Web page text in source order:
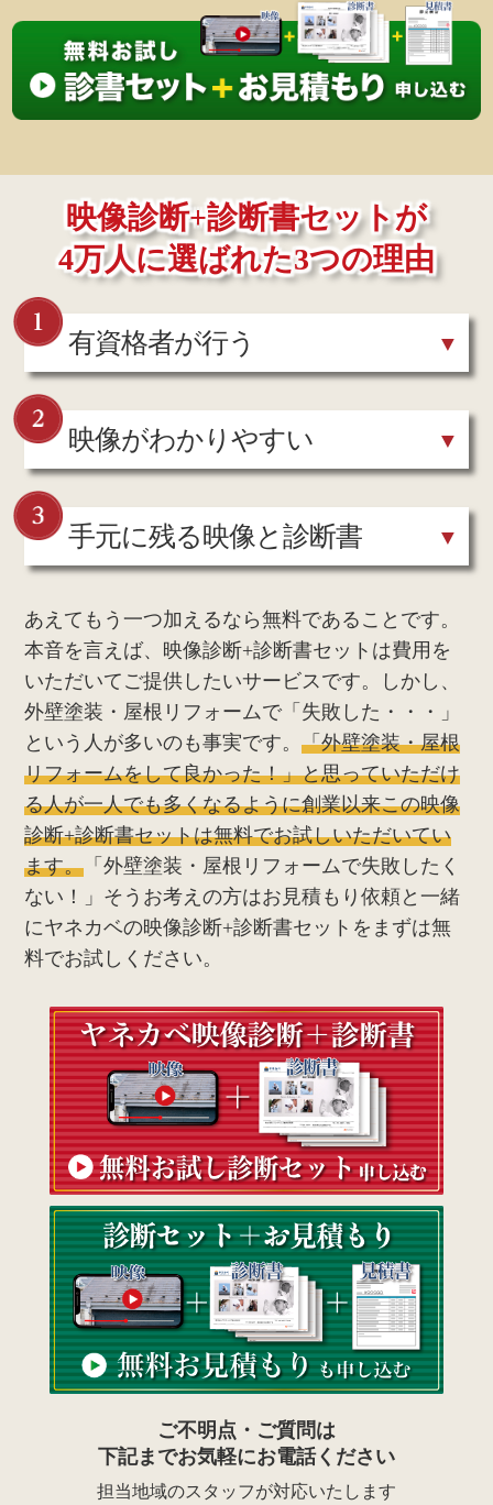
映像診断+診断書セットが
4万人に選ばれた3つの理由
有資格者が行う
映像がわかりやすい
手元に残る映像と診断書
あえてもう一つ加えるなら無料であることです。
本音を言えば、映像診断+診断書セットは費用を
いただいてご提供したいサービスです。しかし、
外壁塗装・屋根リフォームで「失敗した・・・」
という人が多いのも事実です。「外壁塗装・屋根
リフォームをして良かった！」と思っていただけ
る人が一人でも多くなるように創業以来この映像
診断+診断書セットは無料でお試しいただいてい
ます。 「外壁塗装・屋根リフォームで失敗したく
ない！」そうお考えの方はお見積もり依頼と一緒
にヤネカベの映像診断+診断書セットをまずは無
料でお試しください。
ご不明点・ご質問は
下記までお気軽にお電話ください
担当地域のスタッフが対応いたします